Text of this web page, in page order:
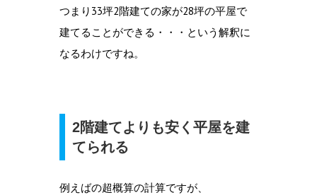
つまり33坪2階建ての家が28坪の平屋で
建てることができる・・・という解釈に
なるわけですね。
2階建てよりも安く平屋を建
てられる
例えばの超概算の計算ですが、